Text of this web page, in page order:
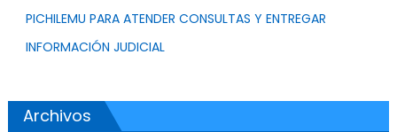
PICHILEMU PARA ATENDER CONSULTAS Y ENTREGAR
INFORMACIÓN JUDICIAL
Archivos